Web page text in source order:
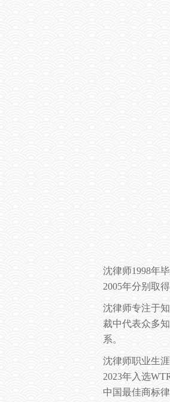
沈律师1998年
2005年分别取
沈律师专注于
裁中代表众多
系。
沈律师职业生
2023年入选
中国最佳商标律